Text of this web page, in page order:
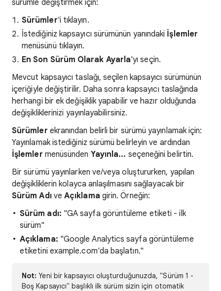
sürümle değiştirmek için:
Sürümler'i tıklayın.
İstediğiniz kapsayıcı sürümünün yanındaki İşlemler
menüsünü tıklayın.
En Son Sürüm Olarak Ayarla'yı seçin.
Mevcut kapsayıcı taslağı, seçilen kapsayıcı sürümünün
içeriğiyle değiştirilir. Daha sonra kapsayıcı taslağında
herhangi bir ek değişiklik yapabilir ve hazır olduğunda
değişikliklerinizi yayınlayabilirsiniz.
Sürümler ekranından belirli bir sürümü yayınlamak için:
Yayınlamak istediğiniz sürümü belirleyin ve ardından
İşlemler menüsünden Yayınla... seçeneğini belirtin.
Bir sürümü yayınlarken ve/veya oluştururken, yapılan
değişikliklerin kolayca anlaşılmasını sağlayacak bir
Sürüm Adı veAçıklama girin. Örneğin:
Sürüm adı: "GA sayfa görüntüleme etiketi - ilk
sürüm"
Açıklama: "Google Analytics sayfa görüntüleme
etiketini example.com'da başlatın."
Not:Yeni bir kapsayıcı oluşturduğunuzda, "Sürüm 1 -
Boş Kapsayıcı" başlıklı ilk sürüm sizin için otomatik